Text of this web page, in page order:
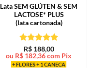
LataSEM GLÚTEN & SEM
LACTOSE* PLUS
(lata cartonada)
Avaliação5
de 5
R$188,00
ou R$ 182,36com Pix
+ FLORES + 1 CANECA